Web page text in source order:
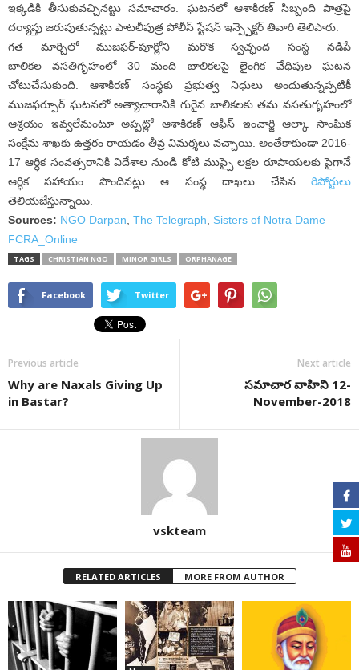
ఇక్కడికి తీసుకువచ్చినట్టు సమాచారం. ఘటనలో ఆశాకిరణ్ సిబ్బంది పాత్రపై
దర్యాప్తు జరుపుతున్నట్టు పాటలీపుత్ర పోలీస్ స్టేషన్ ఇన్స్పెక్టర్ తివారి తెలిపారు.
గత మార్చిలో ముజఫర్-పూర్లోని మరొక స్వచ్ఛంద సంస్థ నడిపే
బాలికల వసతిగృహంలో 30 మంది బాలికలపై లైంగిక వేధిపుల ఘటన
చోటుచేసుకుంది. ఆశాకిరణ్ సంస్థకు ప్రభుత్వ నిధులు అందుతున్నప్పటికీ
ముజఫర్పూర్ ఘటనలో అత్యాచారానికి గురైన బాలికలకు తమ వసతుగృహంలో
ఆశ్రయం ఇవ్వలేమంటూ అప్పట్లో ఆశాకిరణ్ ఆఫీస్ ఇంచార్జి ఆల్కా సాంఘిక
సంక్షేమ శాఖకు ఉత్తరం రాయడం తీవ్ర విమర్శలు వచ్చాయి. అంతేకాకుండా 2016-
17 ఆర్ధిక సంవత్సరానికి విదేశాల నుండి కోటి ముప్పై లక్షల రూపాయలకు పైగానే
ఆర్ధిక సహాయం పొందినట్లు ఆ సంస్థ దాఖలు చేసిన రిపోర్టులు
తెలియజేస్తున్నాయి.
Sources: NGO Darpan, The Telegraph, Sisters of Notra Dame
FCRA_Online
TAGS CHRISTIAN NGO MINOR GIRLS ORPHANAGE
Facebook Twitter
Previous article
Why are Naxals Giving Up
in Bastar?
Next article
సమాచార వాహిని 12-
November-2018
vskteam
RELATED ARTICLES MORE FROM AUTHOR